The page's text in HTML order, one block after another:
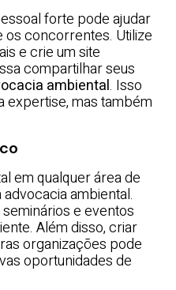
forte pode ajudar
os concorrentes. Utilize
e crie um site
compartilhar seus
ambiental. Isso
expertise, mas também
em qualquer área de
ambiental.
e eventos
Além disso, criar
organizações pode
oportunidades de